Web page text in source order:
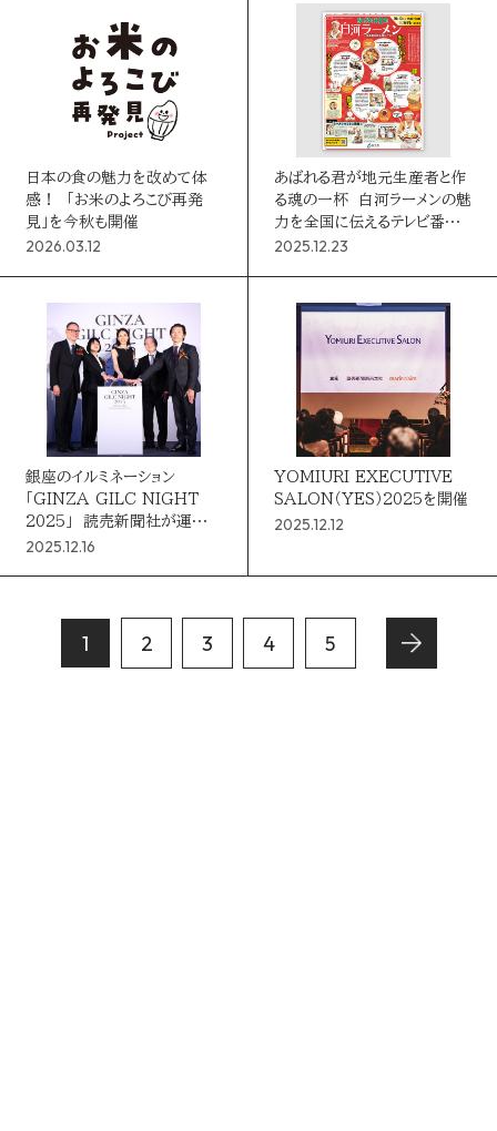
日本の食の魅力を改めて体
感！ 「お米のよろこび再発
見」を今秋も開催
2026.03.12
あばれる君が地元生産者と作
る魂の一杯 白河ラーメンの魅
力を全国に伝えるテレビ番組
をYBSが担う
2025.12.23
銀座のイルミネーション
「GINZA GILC NIGHT
2025」 読売新聞社が運営
事務局
2025.12.16
YOMIURI EXECUTIVE
SALON（YES）2025を開催
2025.12.12
1 2 3 4 5